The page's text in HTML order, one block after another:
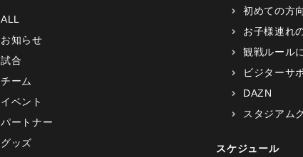
ALL
お知らせ
試合
チーム
イベント
パートナー
グッズ
初めての方
お子様連れ
観戦ルール
ビジターサ
DAZN
スタジアム
スケジュール